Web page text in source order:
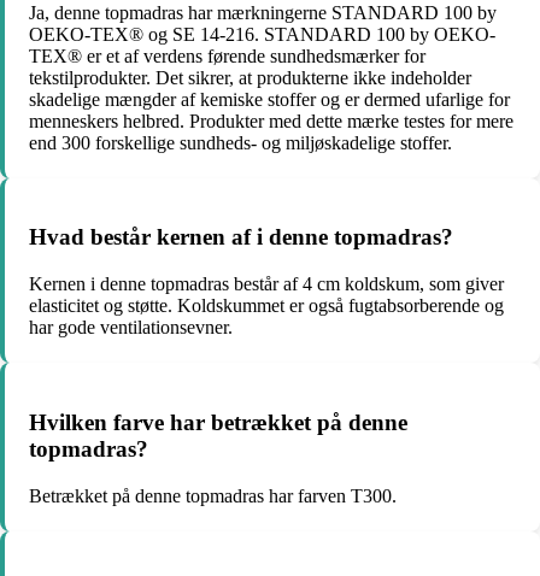
Ja, denne topmadras har mærkningerne STANDARD 100 by
OEKO-TEX® og SE 14-216. STANDARD 100 by OEKO-
TEX® er et af verdens førende sundhedsmærker for
tekstilprodukter. Det sikrer, at produkterne ikke indeholder
skadelige mængder af kemiske stoffer og er dermed ufarlige for
menneskers helbred. Produkter med dette mærke testes for mere
end 300 forskellige sundheds- og miljøskadelige stoffer.
Hvad består kernen af i denne topmadras?
Kernen i denne topmadras består af 4 cm koldskum, som giver
elasticitet og støtte. Koldskummet er også fugtabsorberende og
har gode ventilationsevner.
Hvilken farve har betrækket på denne
topmadras?
Betrækket på denne topmadras har farven T300.